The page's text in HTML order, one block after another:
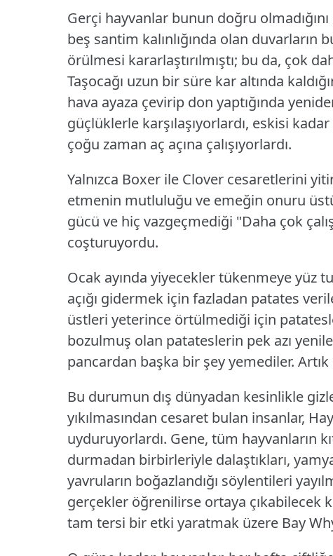
Gerçi hayvanlar bunun doğru
beş santim kalınlığında olan duvarların
örülmesi kararlaştırılmıştı; bu da, çok
Taşocağı uzun bir süre kar altında
hava ayaza çevirip don yaptığında
güçlüklerle karşılaşıyorlardı, eskisi
çoğu zaman aç açına çalışıyorlardı.
Yalnızca Boxer ile Clover cesaretlerini
etmenin mutluluğu ve emeğin onuru
gücü ve hiç vazgeçmediği "Daha çok
coşturuyordu.
Ocak ayında yiyecekler tükenmeye yüz
açığı gidermek için fazladan patates
üstleri yeterince örtülmediği için
bozulmuş olan patateslerin pek azı
pancardan başka bir şey yemediler.
Bu durumun dış dünyadan kesinlikle
yıkılmasından cesaret bulan insanlar,
uyduruyorlardı. Gene, tüm hayvanların
durmadan birbirleriyle dalaştıkları,
yavruların boğazlandığı söylentileri
gerçekler öğrenilirse ortaya çıkabilecek
tam tersi bir etki yaratmak üzere Bay